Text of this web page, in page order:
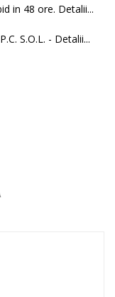
in 48 ore. Detalii...
S.O.L. - Detalii...